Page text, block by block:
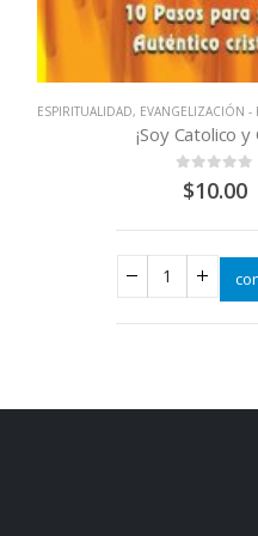
,LIBROS QUE CAMBIAN VIDAS